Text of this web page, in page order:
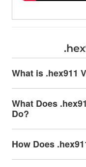
.
What is .hex911
What Does
Do?
How Does